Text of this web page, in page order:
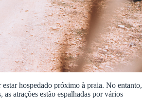
hospedado próximo à praia. No entanto,
atrações estão espalhadas por vários